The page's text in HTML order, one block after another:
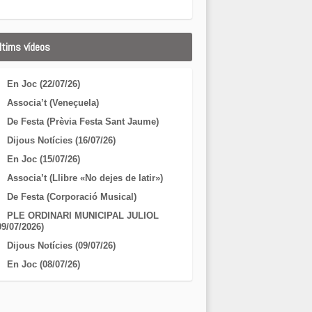
vídeos
En Joc (22/07/26)
Associa’t (Veneçuela)
De Festa (Prèvia Festa Sant Jaume)
Dijous Notícies (16/07/26)
En Joc (15/07/26)
Associa’t (Llibre «No dejes de latir»)
De Festa (Corporació Musical)
PLE ORDINARI MUNICIPAL JULIOL
07/2026)
Dijous Notícies (09/07/26)
En Joc (08/07/26)